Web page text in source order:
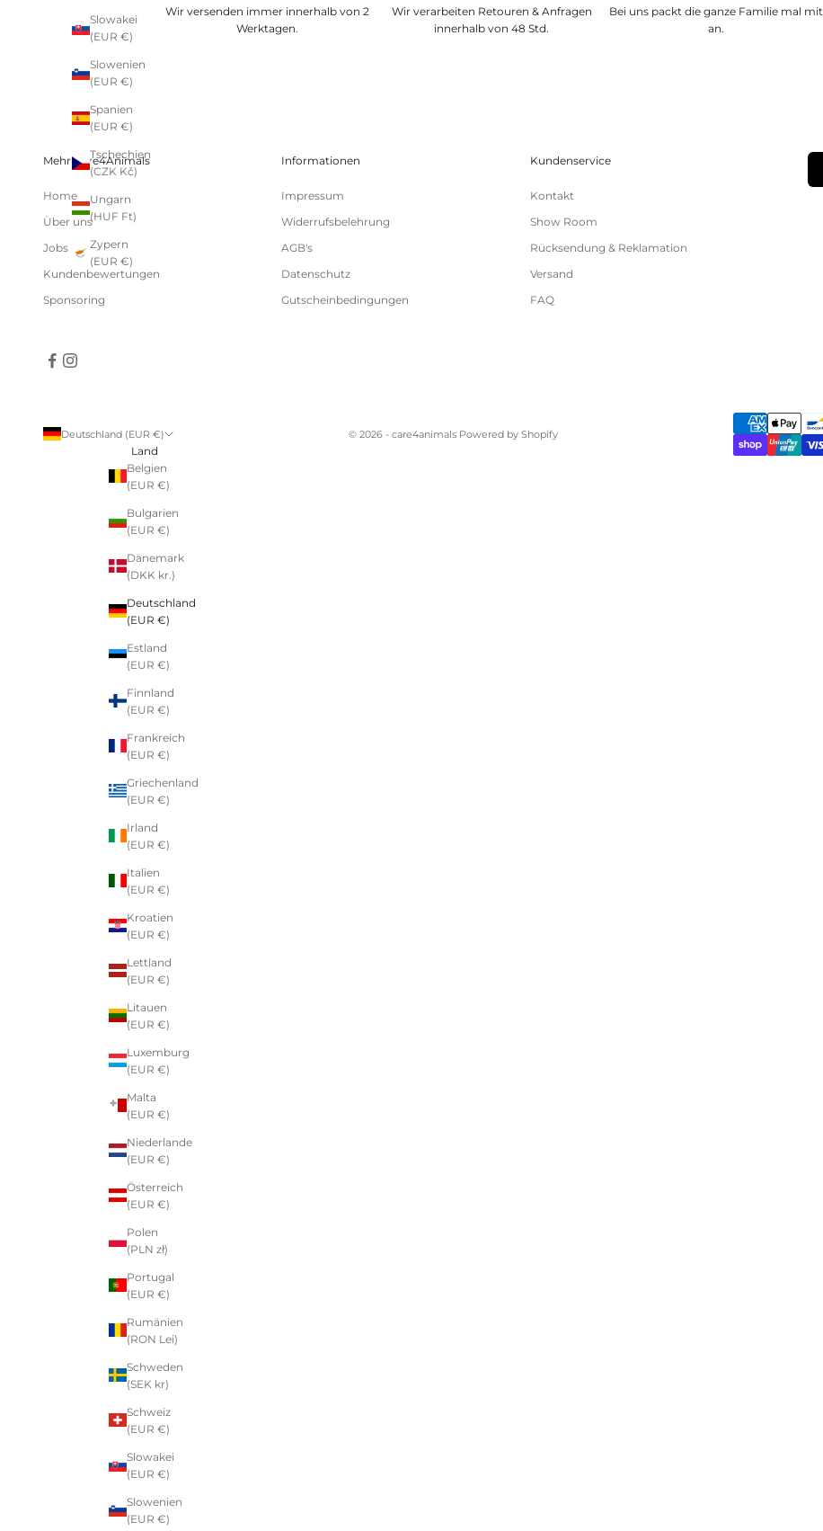
Slowakei
(EUR €)
Slowenien
(EUR €)
Spanien
(EUR €)
Tschechien
(CZK Kč)
Ungarn
(HUF Ft)
Zypern
(EUR €)
Wir versenden immer innerhalb von 2
Werktagen.
Wir verarbeiten Retouren & Anfragen
innerhalb von 48 Std.
Bei uns packt die ganze Familie mal mit
an.
Mehr Care4Animals
Home
Über uns
Jobs
Kundenbewertungen
Sponsoring
Informationen
Impressum
Widerrufsbelehrung
AGB's
Datenschutz
Gutscheinbedingungen
Kundenservice
Kontakt
Show Room
Rücksendung & Reklamation
Versand
FAQ
Deutschland (EUR €)
Land
Belgien
(EUR €)
Bulgarien
(EUR €)
Dänemark
(DKK kr.)
Deutschland
(EUR €)
Estland
(EUR €)
Finnland
(EUR €)
Frankreich
(EUR €)
Griechenland
(EUR €)
Irland
(EUR €)
Italien
(EUR €)
Kroatien
(EUR €)
Lettland
(EUR €)
Litauen
(EUR €)
Luxemburg
(EUR €)
Malta
(EUR €)
Niederlande
(EUR €)
Österreich
(EUR €)
Polen
(PLN zł)
Portugal
(EUR €)
Rumänien
(RON Lei)
Schweden
(SEK kr)
Schweiz
(EUR €)
Slowakei
(EUR €)
Slowenien
(EUR €)
© 2026 - care4animals Powered by Shopify